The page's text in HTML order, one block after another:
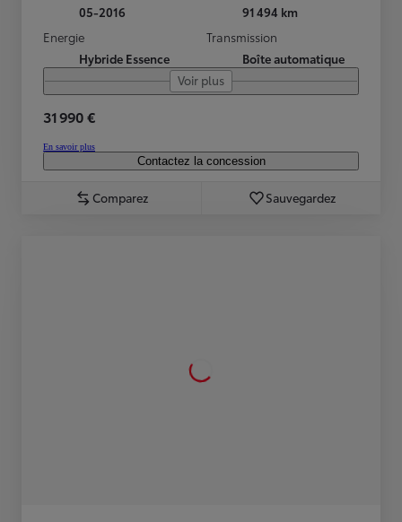
05-2016
91 494 km
Energie
Hybride Essence
Transmission
Boîte automatique
Voir plus
31 990 €
En savoir plus
Contactez la concession
Comparez Sauvegardez